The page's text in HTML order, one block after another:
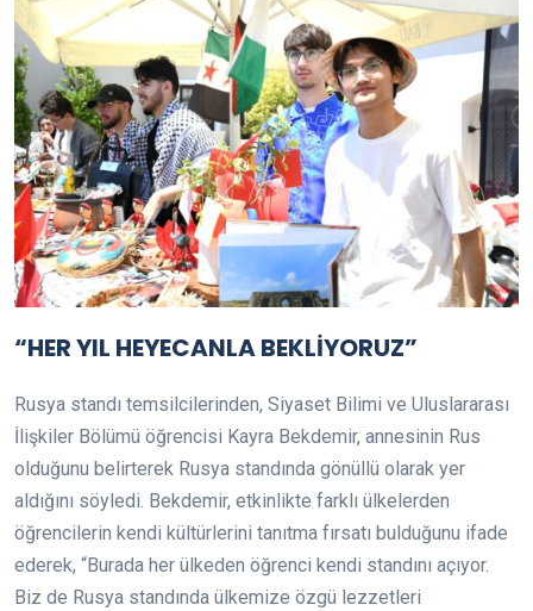
“HER YIL HEYECANLA BEKLİYORUZ”
Rusya standı temsilcilerinden, Siyaset Bilimi ve Uluslararası
İlişkiler Bölümü öğrencisi Kayra Bekdemir, annesinin Rus
olduğunu belirterek Rusya standında gönüllü olarak yer
aldığını söyledi. Bekdemir, etkinlikte farklı ülkelerden
öğrencilerin kendi kültürlerini tanıtma fırsatı bulduğunu ifade
ederek, “Burada her ülkeden öğrenci kendi standını açıyor.
Biz de Rusya standında ülkemize özgü lezzetleri